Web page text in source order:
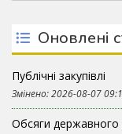
Оновлені
Публічні закупівлі
Змінено: 2026-08-07
Обсяги державного